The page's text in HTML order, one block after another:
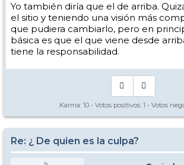
Yo también diría que el de arriba.
el sitio y teniendo una visión más
que pudiera cambiarlo, pero en
básica es que el que viene desde
tiene la responsabilidad.
Karma: 10 - Votos positivos: 1 - Votos
Re: ¿ De quien es la culpa?